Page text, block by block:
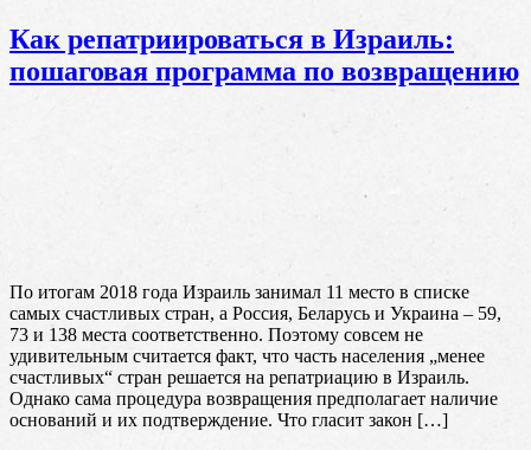
Как репатриироваться в Израиль:
пошаговая программа по возвращению
По итогам 2018 года Израиль занимал 11 место в списке
самых счастливых стран, а Россия, Беларусь и Украина – 59,
73 и 138 места соответственно. Поэтому совсем не
удивительным считается факт, что часть населения „менее
счастливых“ стран решается на репатриацию в Израиль.
Однако сама процедура возвращения предполагает наличие
оснований и их подтверждение. Что гласит закон […]